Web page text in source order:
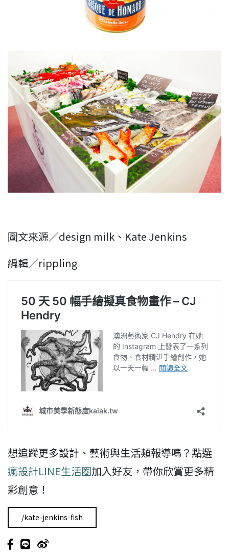
圖文來源／design milk、Kate Jenkins
編輯／rippling
想追蹤更多設計、藝術與生活類報導嗎？點選
瘋設計LINE生活圈加入好友，帶你欣賞更多精
彩創意！
/kate-jenkins-fish